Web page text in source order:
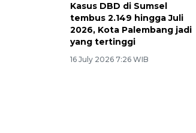
Kasus DBD di Sumsel
tembus 2.149 hingga Juli
2026, Kota Palembang jadi
yang tertinggi
16 July 2026 7:26 WIB